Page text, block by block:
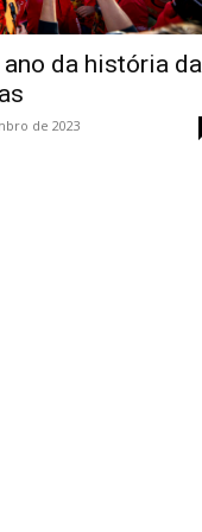
da história da
de 2023